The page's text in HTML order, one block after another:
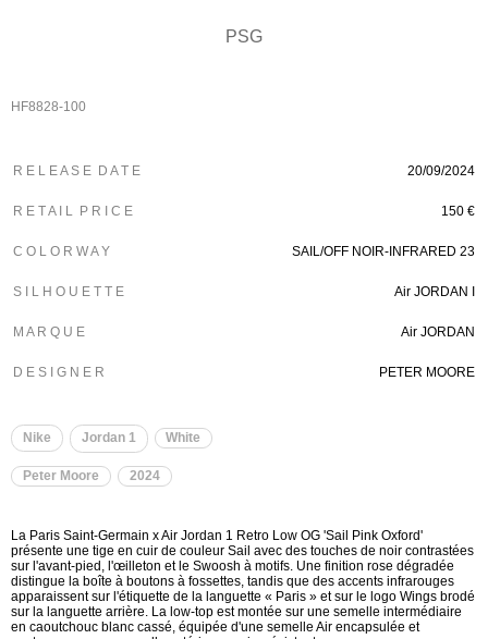
PSG
HF8828-100
R E L E A S E D A T E 20/09/2024
R E T A I L P R I C E 150 €
C O L O R W A Y SAIL/OFF NOIR-INFRARED 23
S I L H O U E T T E Air JORDAN I
M A R Q U E Air JORDAN
D E S I G N E R PETER MOORE
Nike Jordan 1 White
Peter Moore 2024
La Paris Saint-Germain x Air Jordan 1 Retro Low OG 'Sail Pink Oxford'
présente une tige en cuir de couleur Sail avec des touches de noir contrastées
sur l'avant-pied, l'œilleton et le Swoosh à motifs. Une finition rose dégradée
distingue la boîte à boutons à fossettes, tandis que des accents infrarouges
apparaissent sur l'étiquette de la languette « Paris » et sur le logo Wings brodé
sur la languette arrière. La low-top est montée sur une semelle intermédiaire
en caoutchouc blanc cassé, équipée d'une semelle Air encapsulée et